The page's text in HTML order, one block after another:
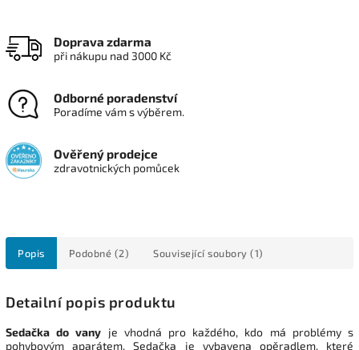
Doprava zdarma
při nákupu nad 3000 Kč
Odborné poradenství
Poradíme vám s výběrem.
Ověřený prodejce
zdravotnických pomůcek
Popis Podobné (2) Související soubory (1)
Detailní popis produktu
Sedačka do vany je vhodná pro každého, kdo má problémy s
pohybovým aparátem. Sedačka je vybavena opěradlem, které